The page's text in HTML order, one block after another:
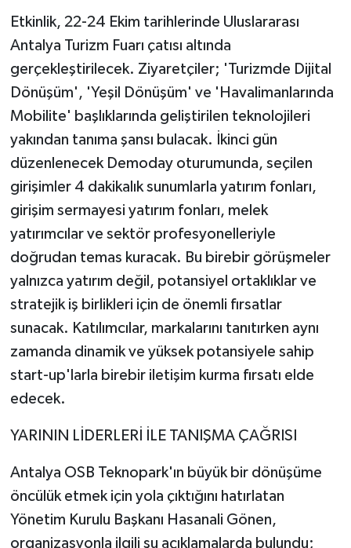
Etkinlik, 22-24 Ekim tarihlerinde Uluslararası
Antalya Turizm Fuarı çatısı altında
gerçekleştirilecek. Ziyaretçiler; 'Turizmde Dijital
Dönüşüm', 'Yeşil Dönüşüm' ve 'Havalimanlarında
Mobilite' başlıklarında geliştirilen teknolojileri
yakından tanıma şansı bulacak. İkinci gün
düzenlenecek Demoday oturumunda, seçilen
girişimler 4 dakikalık sunumlarla yatırım fonları,
girişim sermayesi yatırım fonları, melek
yatırımcılar ve sektör profesyonelleriyle
doğrudan temas kuracak. Bu birebir görüşmeler
yalnızca yatırım değil, potansiyel ortaklıklar ve
stratejik iş birlikleri için de önemli fırsatlar
sunacak. Katılımcılar, markalarını tanıtırken aynı
zamanda dinamik ve yüksek potansiyele sahip
start-up'larla birebir iletişim kurma fırsatı elde
edecek.
YARININ LİDERLERİ İLE TANIŞMA ÇAĞRISI
Antalya OSB Teknopark'ın büyük bir dönüşüme
öncülük etmek için yola çıktığını hatırlatan
Yönetim Kurulu Başkanı Hasanali Gönen,
organizasyonla ilgili şu açıklamalarda bulundu;